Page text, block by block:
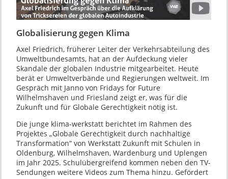
Globalisierung gegen Klima
Axel Friedrich, früherer Leiter der Verkehrsabteilung des
Umweltbundesamts, hat an der Aufdeckung vieler
Skandale der globalen Industrie mitgearbeitet. Heute
berät er Umweltverbände und Regierungen weltweit. Im
Gespräch mit Janno von Fridays for Future
Wilhelmshaven und Friesland zeigt er, was für die
Zukunft und für Globale Gerechtigkeit nötig ist.
Die junge klima-werkstatt berichtet im Rahmen des
Projektes „Globale Gerechtigkeit durch nachhaltige
Transformation“ von Werkstatt Zukunft mit Schulen in
Oldenburg, Wilhelmshaven, Wardenburg und Uplengen
im Jahr 2025. Schulübergreifend kommen neben den TV-
Sendungen weitere Videos zum Thema hinzu. Gefördert